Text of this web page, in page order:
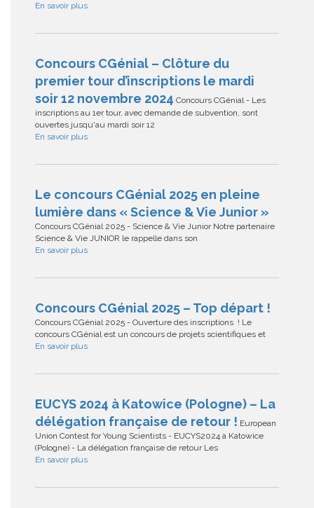
En savoir plus
Concours CGénial – Clôture du
premier tour d’inscriptions le mardi
soir 12 novembre 2024 Concours CGénial - Les
inscriptions au 1er tour, avec demande de subvention, sont
ouvertes jusqu'au mardi soir 12
En savoir plus
Le concours CGénial 2025 en pleine
lumière dans « Science & Vie Junior »
Concours CGénial 2025 - Science & Vie Junior Notre partenaire
Science & Vie JUNIOR le rappelle dans son
En savoir plus
Concours CGénial 2025 – Top départ !
Concours CGénial 2025 - Ouverture des inscriptions ! Le
concours CGénial est un concours de projets scientifiques et
En savoir plus
EUCYS 2024 à Katowice (Pologne) – La
délégation française de retour ! European
Union Contest for Young Scientists - EUCYS2024 à Katowice
(Pologne) - La délégation française de retour Les
En savoir plus